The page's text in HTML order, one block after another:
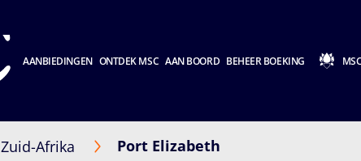
AANBIEDINGEN ONTDEK MSC AAN BOORD BEHEER BOEKING
Zuid-Afrika Port Elizabeth